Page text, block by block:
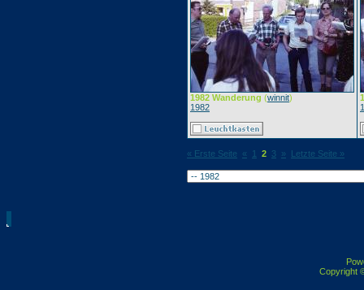
1982 Wanderung (winnit)
1982
« Erste Seite « 1 2 3 » Letzte Seite »
Copyright